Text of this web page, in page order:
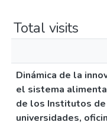
Total visits
Dinámica de la
el sistema
de los Institutos
universidades,